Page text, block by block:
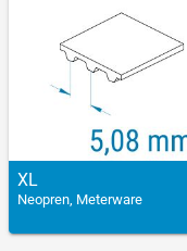
XL
Neopren, Meterware